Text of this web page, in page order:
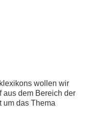
wollen wir
aus dem Bereich der
um das Thema